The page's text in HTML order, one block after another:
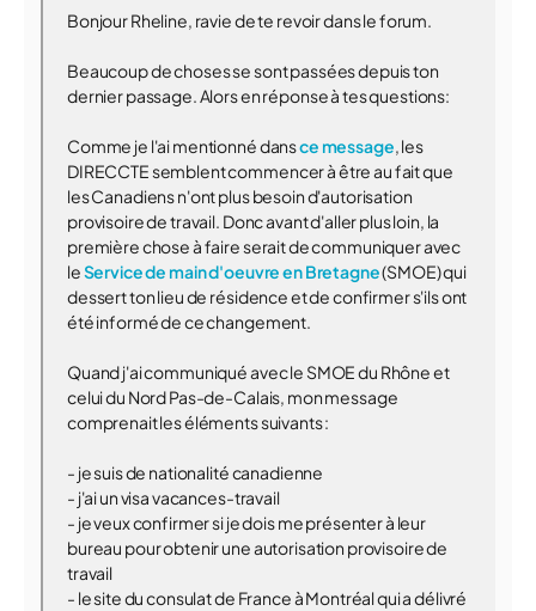
Bonjour Rheline, ravie de te revoir dans le forum.
Beaucoup de choses se sont passées depuis ton
dernier passage. Alors en réponse à tes questions:
Comme je l'ai mentionné dansce message, les
DIRECCTE semblent commencer à être au fait que
les Canadiens n'ont plus besoin d'autorisation
provisoire de travail. Donc avant d'aller plus loin, la
première chose à faire serait de communiquer avec
leService de main d'oeuvre en Bretagne(SMOE) qui
dessert ton lieu de résidence et de confirmer s'ils ont
été informé de ce changement.
Quand j'ai communiqué avec le SMOE du Rhône et
celui du Nord Pas-de-Calais, mon message
comprenait les éléments suivants :
- je suis de nationalité canadienne
- j'ai un visa vacances-travail
- je veux confirmer si je dois me présenter à leur
bureau pour obtenir une autorisation provisoire de
travail
- le site du consulat de France à Montréal qui a délivré